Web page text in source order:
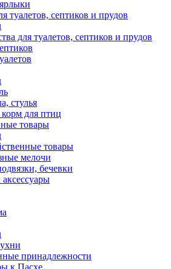
туалетов, септиков и прудов
для туалетов, септиков и прудов
стулья
для птиц
товары
товары
мелочи
бечевки
принадлежности
к Пасхе